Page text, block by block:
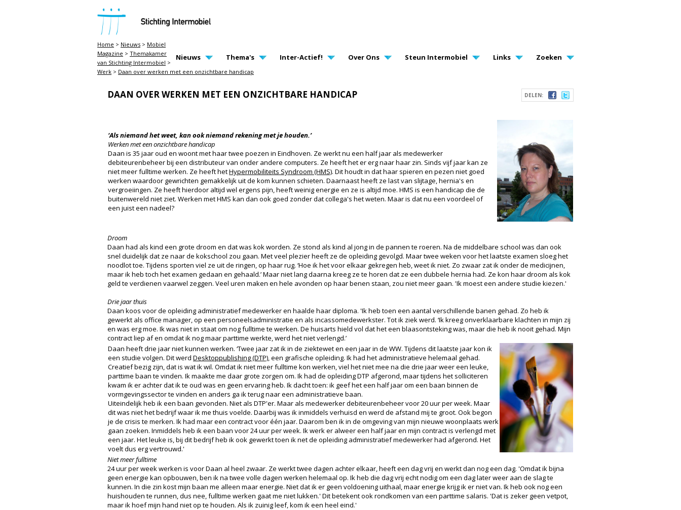
STICHTING INTERMOBIEL
MAIN PAGE NAVIGATION
Nieuws Thema's Inter-Actief! Over Ons Steun Intermobiel Links Zoeken
Home > Nieuws > Mobiel
Magazine > Themakamer
van Stichting Intermobiel >
Werk > Daan over werken met een onzichtbare handicap
DELEN:
DAAN OVER WERKEN MET EEN ONZICHTBARE HANDICAP
‘Als niemand het weet, kan ook niemand rekening met je houden.’
Werken met een onzichtbare handicap
Daan is 35 jaar oud en woont met haar twee poezen in Eindhoven. Ze werkt nu een half jaar als medewerker
debiteurenbeheer bij een distributeur van onder andere computers. Ze heeft het er erg naar haar zin. Sinds vijf jaar kan ze
niet meer fulltime werken. Ze heeft hetHypermobiliteits Syndroom (HMS). Dit houdt in dat haar spieren en pezen niet goed
werken waardoor gewrichten gemakkelijk uit de kom kunnen schieten. Daarnaast heeft ze last van slijtage, hernia's en
vergroeiingen. Ze heeft hierdoor altijd wel ergens pijn, heeft weinig energie en ze is altijd moe. HMS is een handicap die de
buitenwereld niet ziet. Werken met HMS kan dan ook goed zonder dat collega's het weten. Maar is dat nu een voordeel of
een juist een nadeel?
Droom
Daan had als kind een grote droom en dat was kok worden. Ze stond als kind al jong in de pannen te roeren. Na de middelbare school was dan ook
snel duidelijk dat ze naar de kokschool zou gaan. Met veel plezier heeft ze de opleiding gevolgd. Maar twee weken voor het laatste examen sloeg het
noodlot toe. Tijdens sporten viel ze uit de ringen, op haar rug. ‘Hoe ik het voor elkaar gekregen heb, weet ik niet. Zo zwaar zat ik onder de medicijnen,
maar ik heb toch het examen gedaan en gehaald.’ Maar niet lang daarna kreeg ze te horen dat ze een dubbele hernia had. Ze kon haar droom als kok
geld te verdienen vaarwel zeggen. Veel uren maken en hele avonden op haar benen staan, zou niet meer gaan. 'Ik moest een andere studie kiezen.'
Drie jaar thuis
Daan koos voor de opleiding administratief medewerker en haalde haar diploma. 'Ik heb toen een aantal verschillende banen gehad. Zo heb ik
gewerkt als office manager, op een personeelsadministratie en als incassomedewerkster. Tot ik ziek werd. ‘Ik kreeg onverklaarbare klachten in mijn zij
en was erg moe. Ik was niet in staat om nog fulltime te werken. De huisarts hield vol dat het een blaasontsteking was, maar die heb ik nooit gehad. Mijn
contract liep af en omdat ik nog maar parttime werkte, werd het niet verlengd.’
Daan heeft drie jaar niet kunnen werken. ‘Twee jaar zat ik in de ziektewet en een jaar in de WW. Tijdens dit laatste jaar kon ik
een studie volgen. Dit werd Desktoppublishing (DTP),een grafische opleiding. Ik had het administratieve helemaal gehad.
Creatief bezig zijn, dat is wat ik wil. Omdat ik niet meer fulltime kon werken, viel het niet mee na die drie jaar weer een leuke,
parttime baan te vinden. Ik maakte me daar grote zorgen om. Ik had de opleiding DTP afgerond, maar tijdens het solliciteren
kwam ik er achter dat ik te oud was en geen ervaring heb. Ik dacht toen: ik geef het een half jaar om een baan binnen de
vormgevingssector te vinden en anders ga ik terug naar een administratieve baan.
Uiteindelijk heb ik een baan gevonden. Niet als DTP'er. Maar als medewerker debiteurenbeheer voor 20 uur per week. Maar
dit was niet het bedrijf waar ik me thuis voelde. Daarbij was ik inmiddels verhuisd en werd de afstand mij te groot. Ook begon
je de crisis te merken. Ik had maar een contract voor één jaar. Daarom ben ik in de omgeving van mijn nieuwe woonplaats werk
gaan zoeken. Inmiddels heb ik een baan voor 24 uur per week. Ik werk er alweer een half jaar en mijn contract is verlengd met
een jaar. Het leuke is, bij dit bedrijf heb ik ook gewerkt toen ik net de opleiding administratief medewerker had afgerond. Het
voelt dus erg vertrouwd.'
Niet meer fulltime
24 uur per week werken is voor Daan al heel zwaar. Ze werkt twee dagen achter elkaar, heeft een dag vrij en werkt dan nog een dag. 'Omdat ik bijna
geen energie kan opbouwen, ben ik na twee volle dagen werken helemaal op. Ik heb die dag vrij echt nodig om een dag later weer aan de slag te
kunnen. In die zin kost mijn baan me alleen maar energie. Niet dat ik er geen voldoening uithaal, maar energie krijg ik er niet van. Ik heb ook nog een
huishouden te runnen, dus nee, fulltime werken gaat me niet lukken.' Dit betekent ook rondkomen van een parttime salaris. 'Dat is zeker geen vetpot,
maar ik hoef mijn hand niet op te houden. Als ik zuinig leef, kom ik een heel eind.'